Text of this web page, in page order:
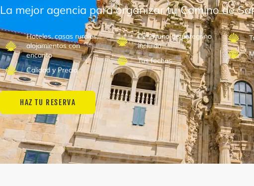
La mejor agencia para organizar tu Camino de
Hoteles, casas rurales,
alojamientos con
encanto
Calidad y Precio
Desayuno de peregrino
incluido
Tus fechas
HAZ TU RESERVA